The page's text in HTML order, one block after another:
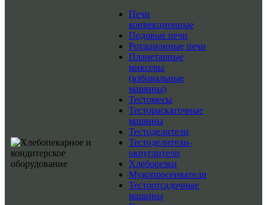
Печи
конвекционные
Подовые печи
Ротационные печи
Планетарные
миксеры
(взбивальные
машины)
Тестомесы
Тестораскаточные
машины
Тестоделители
Тестоделители-
округлители
Хлеборезки
Мукопросеиватели
Тестоотсадочные
машины